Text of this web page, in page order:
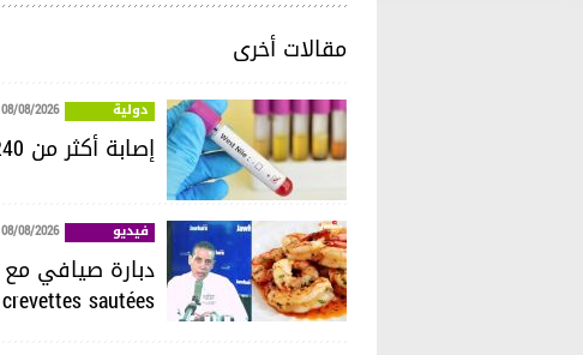
مقالات أخرى
دولية 08/08/2026
إصابة أكثر من 240 شخصا في أوروبا بفيروس حمى غرب النيل
فيديو 08/08/2026
crevettes sautées